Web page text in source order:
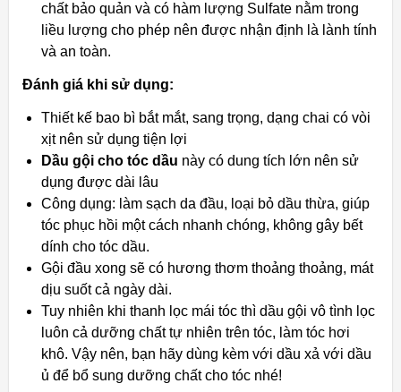
chất bảo quản và có hàm lượng Sulfate nằm trong
liều lượng cho phép nên được nhận định là lành tính
và an toàn.
Đánh giá khi sử dụng:
Thiết kế bao bì bắt mắt, sang trọng, dạng chai có vòi
xịt nên sử dụng tiện lợi
Dầu gội cho tóc dầu này có dung tích lớn nên sử
dụng được dài lâu
Công dụng: làm sạch da đầu, loại bỏ dầu thừa, giúp
tóc phục hồi một cách nhanh chóng, không gây bết
dính cho tóc dầu.
Gội đầu xong sẽ có hương thơm thoảng thoảng, mát
dịu suốt cả ngày dài.
Tuy nhiên khi thanh lọc mái tóc thì dầu gội vô tình lọc
luôn cả dưỡng chất tự nhiên trên tóc, làm tóc hơi
khô. Vậy nên, bạn hãy dùng kèm với dầu xả với dầu
ủ để bổ sung dưỡng chất cho tóc nhé!